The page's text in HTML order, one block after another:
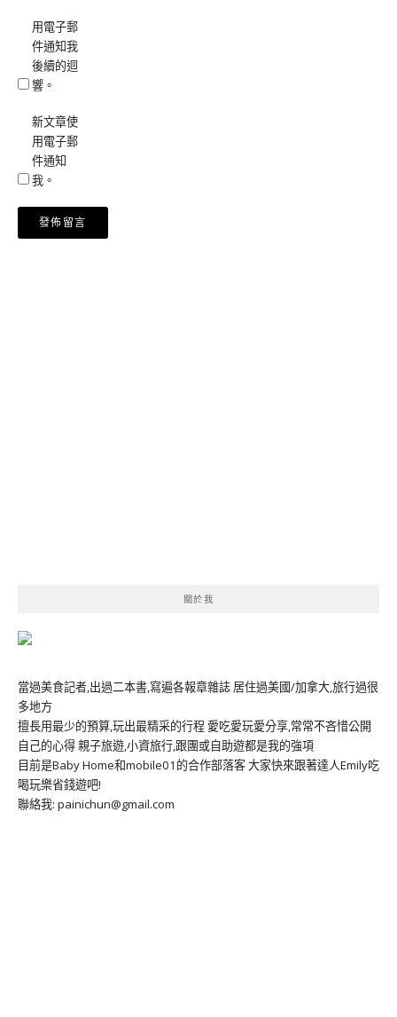
用電子郵
件通知我
後續的迴
響。
新文章使
用電子郵
件通知
我。
關於我
當過美食記者,出過二本書,寫遍各報章雜誌 居住過美國/加拿大,旅行過很
多地方
擅長用最少的預算,玩出最精采的行程 愛吃愛玩愛分享,常常不吝惜公開
自己的心得 親子旅遊,小資旅行,跟團或自助遊都是我的強項
目前是Baby Home和mobile01的合作部落客 大家快來跟著達人Emily吃
喝玩樂省錢遊吧!
聯絡我: painichun@gmail.com